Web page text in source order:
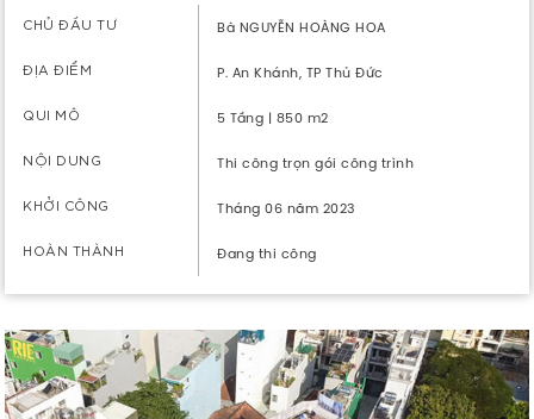
CHỦ ĐẦU TƯ Bà NGUYỄN HOÀNG HOA
ĐỊA ĐIỂM P. An Khánh, TP Thủ Đức
QUI MÔ 5 Tầng | 850 m2
NỘI DUNG Thi công trọn gói công trình
KHỞI CÔNG Tháng 06 năm 2023
HOÀN THÀNH Đang thi công